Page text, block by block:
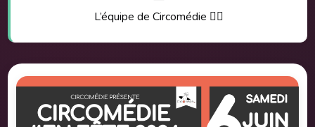
L’équipe de Circomédie 🤹‍♀️